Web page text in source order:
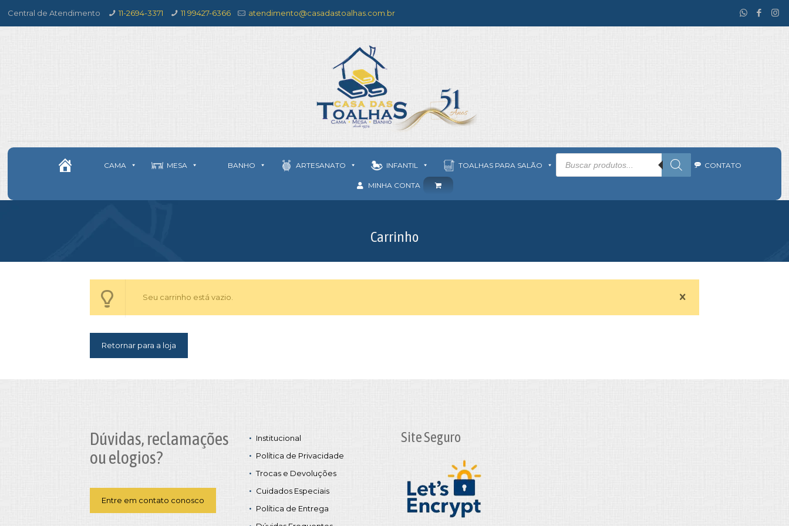
Central de Atendimento 11-2694-3371 11 99427-6366 atendimento@casadastoalhas.com.br
CAMA MESA BANHO ARTESANATO INFANTIL TOALHAS PARA SALÃO
Pesquisar
produtos CONTATO
MINHA CONTA
Carrinho
Seu carrinho está vazio.
Retornar para a loja
Dúvidas, reclamações
ou elogios?
Entre em contato conosco
Institucional
Política de Privacidade
Trocas e Devoluções
Cuidados Especiais
Política de Entrega
Site Seguro